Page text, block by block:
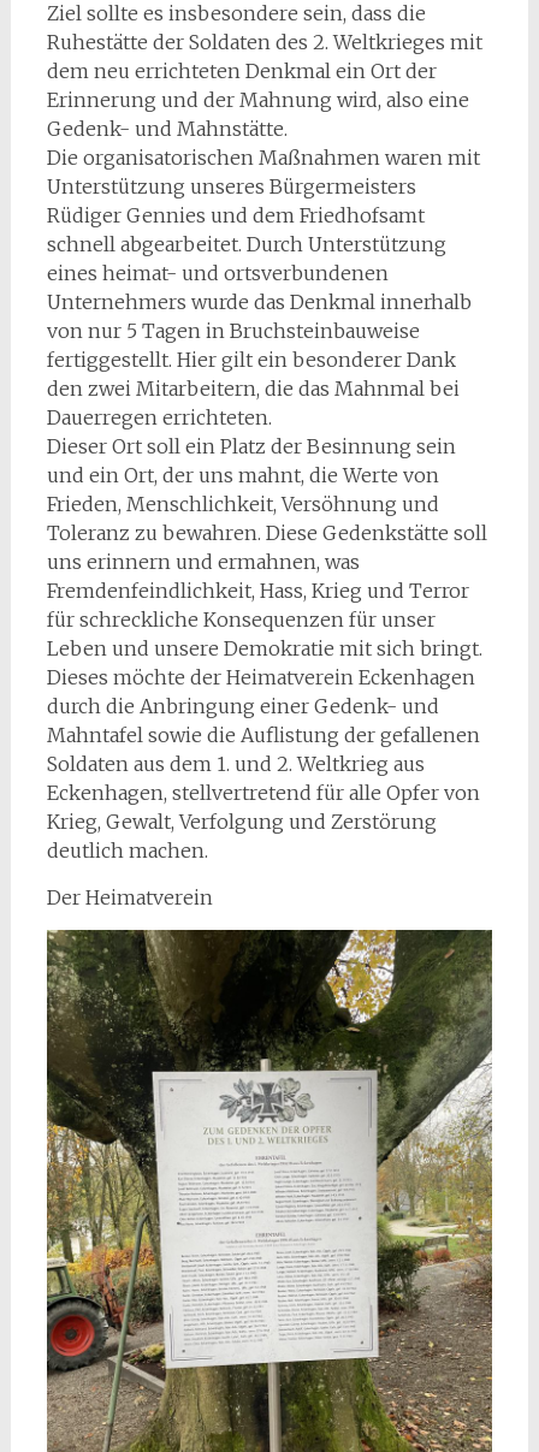
Ziel sollte es insbesondere sein, dass die
Ruhestätte der Soldaten des 2. Weltkrieges mit
dem neu errichteten Denkmal ein Ort der
Erinnerung und der Mahnung wird, also eine
Gedenk- und Mahnstätte.
Die organisatorischen Maßnahmen waren mit
Unterstützung unseres Bürgermeisters
Rüdiger Gennies und dem Friedhofsamt
schnell abgearbeitet. Durch Unterstützung
eines heimat- und ortsverbundenen
Unternehmers wurde das Denkmal innerhalb
von nur 5 Tagen in Bruchsteinbauweise
fertiggestellt. Hier gilt ein besonderer Dank
den zwei Mitarbeitern, die das Mahnmal bei
Dauerregen errichteten.
Dieser Ort soll ein Platz der Besinnung sein
und ein Ort, der uns mahnt, die Werte von
Frieden, Menschlichkeit, Versöhnung und
Toleranz zu bewahren. Diese Gedenkstätte soll
uns erinnern und ermahnen, was
Fremdenfeindlichkeit, Hass, Krieg und Terror
für schreckliche Konsequenzen für unser
Leben und unsere Demokratie mit sich bringt.
Dieses möchte der Heimatverein Eckenhagen
durch die Anbringung einer Gedenk- und
Mahntafel sowie die Auflistung der gefallenen
Soldaten aus dem 1. und 2. Weltkrieg aus
Eckenhagen, stellvertretend für alle Opfer von
Krieg, Gewalt, Verfolgung und Zerstörung
deutlich machen.
Der Heimatverein